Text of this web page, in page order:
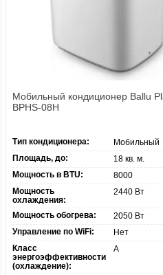
Мобильный кондиционер Ballu
BPHS-08H
Тип кондиционера:
Мобильный
Площадь, до:
18 кв. м.
Мощность в BTU:
8000
Мощность
охлаждения:
2440 Вт
Мощность обогрева:
2050 Вт
Управление по WiFi:
Нет
Класс
энергоэффективности
(охлаждение):
А